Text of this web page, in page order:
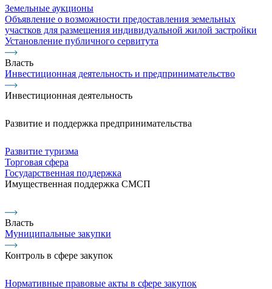
Земельные аукционы
Объявление о возможности предоставления земельных
участков для размещения индивидуальной жилой застройки
Установление публичного сервитута
Власть
Инвестиционная деятельность и предпринимательство
Инвестиционная деятельность
Развитие и поддержка предпринимательства
Развитие туризма
Торговая сфера
Государственная поддержка
Имущественная поддержка СМСП
Власть
Муниципальные закупки
Контроль в сфере закупок
Нормативные правовые акты в сфере закупок